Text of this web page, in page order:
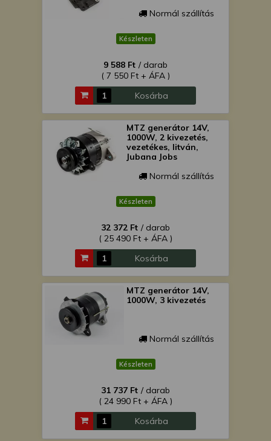
Normál szállítás
Készleten
9 588 Ft / darab
( 7 550 Ft + ÁFA )
Kosárba
MTZ generátor 14V,
1000W, 2 kivezetés,
vezetékes, litván,
Jubana Jobs
Normál szállítás
Készleten
32 372 Ft / darab
( 25 490 Ft + ÁFA )
Kosárba
MTZ generátor 14V,
1000W, 3 kivezetés
Normál szállítás
Készleten
31 737 Ft / darab
( 24 990 Ft + ÁFA )
Kosárba